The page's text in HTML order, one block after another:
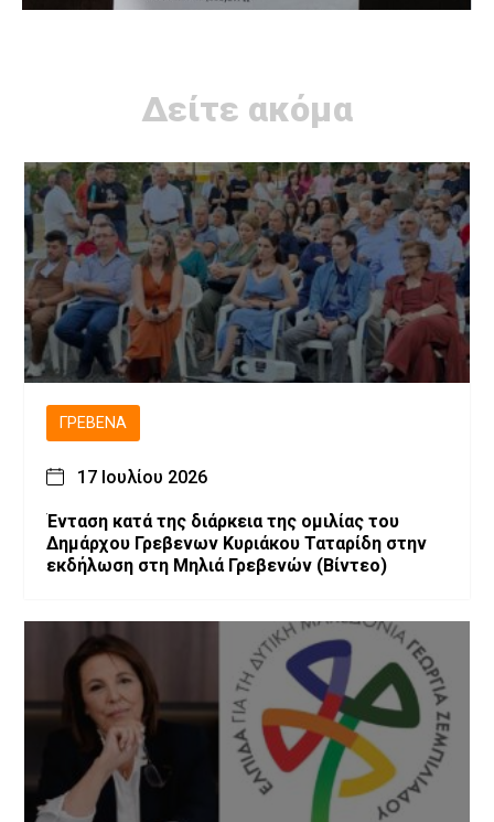
Δείτε ακόμα
ΓΡΕΒΕΝΆ
17 Ιουλίου 2026
Ένταση κατά της διάρκεια της ομιλίας του
Δημάρχου Γρεβενων Κυριάκου Ταταρίδη στην
εκδήλωση στη Μηλιά Γρεβενών (Βίντεο)